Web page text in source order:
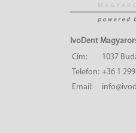
IvoDent
Cím:
1037
Telefon: +36 1
Email: